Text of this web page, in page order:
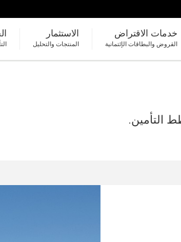
خدمات الاقتراض
القروض والبطاقات الإئتمانية
الاستثمار
المنتجات والتحليل
التأمين.